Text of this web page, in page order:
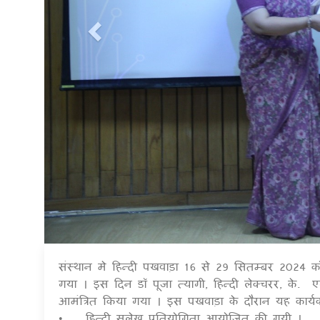
संस्थान मे हिन्दी पखवाड़ा 16 से 29 सितम्बर 2024
गया । इस दिन डॉ पूजा त्यागी, हिन्दी लेक्चरर,
आमंत्रित किया गया । इस पखवाड़ा के दौरान यह